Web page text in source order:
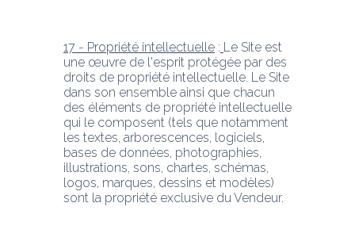
17 - Propriété intellectuelle : Le Site est
une œuvre de l'esprit protégée par des
droits de propriété intellectuelle. Le Site
dans son ensemble ainsi que chacun
des éléments de propriété intellectuelle
qui le composent (tels que notamment
les textes, arborescences, logiciels,
bases de données, photographies,
illustrations, sons, chartes, schémas,
logos, marques, dessins et modèles)
sont la propriété exclusive du Vendeur.